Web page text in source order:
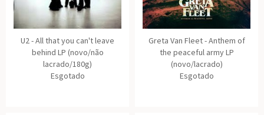
U2 - All that you can't leave
behind LP (novo/não
lacrado/180g)
Esgotado
Greta Van Fleet - Anthem of
the peaceful army LP
(novo/lacrado)
Esgotado